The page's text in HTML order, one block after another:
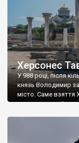
Херсонес
У 988 році, після
князь Володимир
місто. Саме
диктувати свої
Херсонесі
А потім було